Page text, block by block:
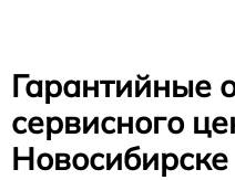
Гарантийные
сервисного
Новосибирске